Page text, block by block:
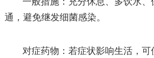
通，避免继发细菌感染。
对症药物：若症状影响生活，可